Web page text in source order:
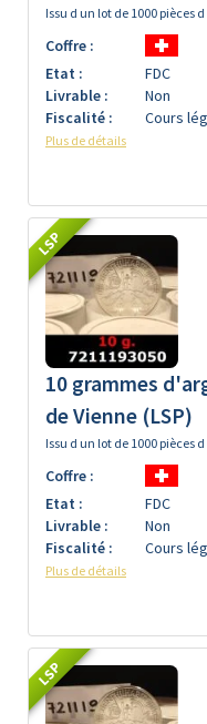
Issu d un lot de 1000 pièces
Coffre :
Etat :
FDC
Livrable :
Non
Fiscalité :
Cours
Plus de détails
LSP
10 grammes
de Vienne (LSP)
Issu d un lot de 1000 pièces
Coffre :
Etat :
FDC
Livrable :
Non
Fiscalité :
Cours
Plus de détails
LSP